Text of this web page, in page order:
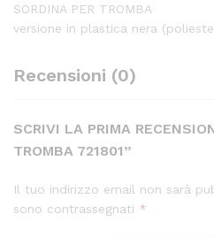
SORDINA PER TROMBA
versione in plastica nera
Recensioni (0)
SCRIVI LA PRIMA
TROMBA 721801”
Il tuo indirizzo email non sarà
sono contrassegnati *